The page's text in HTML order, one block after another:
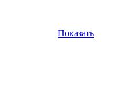
Показать